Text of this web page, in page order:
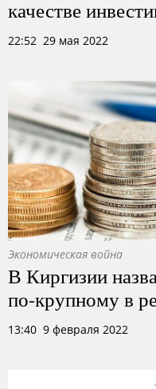
качестве
22:52 29 мая 2022
Экономическая война
В Киргизии
по-крупному в
13:40 9 февраля 2022